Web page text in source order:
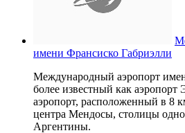
имени Франсиско Габриэлли
Международный аэропорт
более известный как
аэропорт, расположенный в 8
центра Мендосы, столицы
Аргентины.